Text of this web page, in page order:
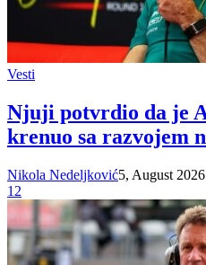
Vesti
Njuji potvrdio da je
krenuo sa razvojem
Nikola Nedeljković5, August 2026
12